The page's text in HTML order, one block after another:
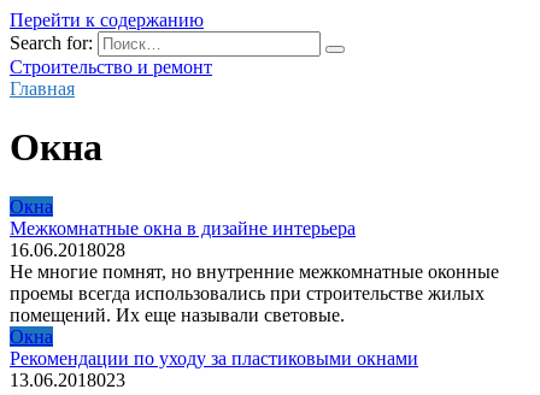
Перейти к содержанию
Search for:
Строительство и ремонт
Главная
Окна
Окна
Межкомнатные окна в дизайне интерьера
16.06.2018028
Не многие помнят, но внутренние межкомнатные оконные
проемы всегда использовались при строительстве жилых
помещений. Их еще называли световые.
Окна
Рекомендации по уходу за пластиковыми окнами
13.06.2018023